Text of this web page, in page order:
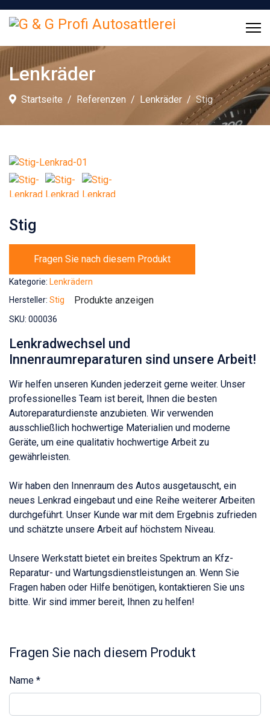
Lenkräder
Startseite Referenzen Lenkräder Stig
Stig
Fragen Sie nach diesem Produkt
Kategorie: Lenkrädern
Hersteller: Stig Produkte anzeigen
SKU: 000036
Lenkradwechsel und
Innenraumreparaturen sind unsere Arbeit!
Wir helfen unseren Kunden jederzeit gerne weiter. Unser
professionelles Team ist bereit, Ihnen die besten
Autoreparaturdienste anzubieten. Wir verwenden
ausschließlich hochwertige Materialien und moderne
Geräte, um eine qualitativ hochwertige Arbeit zu
gewährleisten.
Wir haben den Innenraum des Autos ausgetauscht, ein
neues Lenkrad eingebaut und eine Reihe weiterer Arbeiten
durchgeführt. Unser Kunde war mit dem Ergebnis zufrieden
und schätzte unsere Arbeit auf höchstem Niveau.
Unsere Werkstatt bietet ein breites Spektrum an Kfz-
Reparatur- und Wartungsdienstleistungen an. Wenn Sie
Fragen haben oder Hilfe benötigen, kontaktieren Sie uns
bitte. Wir sind immer bereit, Ihnen zu helfen!
Fragen Sie nach diesem Produkt
Name *